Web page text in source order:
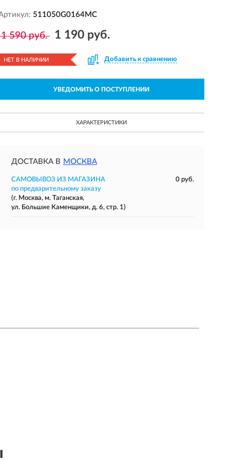
511050G0164MC
590 руб. 1 190 руб.
НЕТ В НАЛИЧИИ Добавить к сравнению
УВЕДОМИТЬ О ПОСТУПЛЕНИИ
ХАРАКТЕРИСТИКИ
ДОСТАВКА В МОСКВА
САМОВЫВОЗ ИЗ МАГАЗИНА
0 руб.
по предварительному заказу
(г. Москва, м. Таганская,
ул. Большие Каменщики, д. 6, стр. 1)